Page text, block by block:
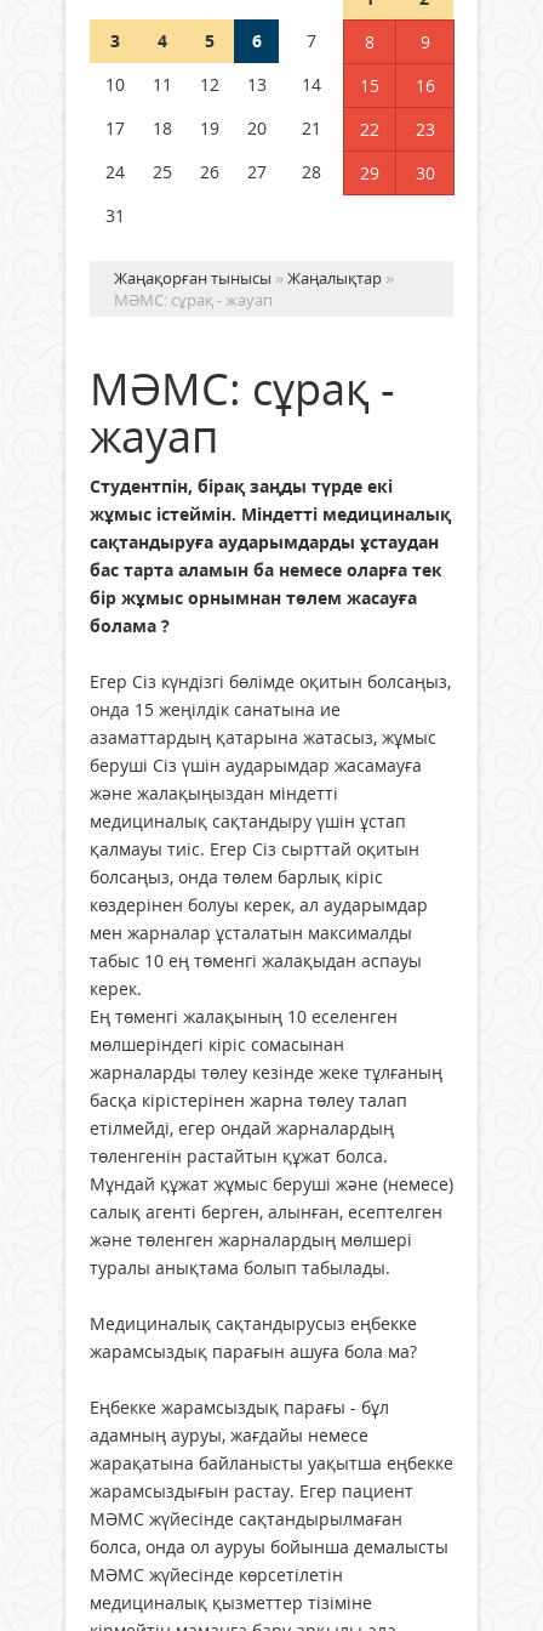
Германия аптап ыстыққа
бастады
04 тамыз 2026 ж.
3
4 5 6 7 8
9
10
11 12 13 14 15
16
17
18 19 20 21 22
23
24
25 26 27 28 29
30
31
Жаңақорған тынысы »Жаңалықтар »
МӘМС: сұрақ - жауап
МӘМС: сұрақ -
жауап
Студентпін, бірақ заңды түрде екі
жұмыс істеймін. Міндетті медициналық
сақтандыруға аударымдарды ұстаудан
бас тарта аламын ба немесе оларға тек
бір жұмыс орнымнан төлем жасауға
болама ?
Егер Сіз күндізгі бөлімде оқитын болсаңыз,
онда 15 жеңілдік санатына ие
азаматтардың қатарына жатасыз, жұмыс
беруші Сіз үшін аударымдар жасамауға
және жалақыңыздан міндетті
медициналық сақтандыру үшін ұстап
қалмауы тиіс. Егер Сіз сырттай оқитын
болсаңыз, онда төлем барлық кіріс
көздерінен болуы керек, ал аударымдар
мен жарналар ұсталатын максималды
табыс 10 ең төменгі жалақыдан аспауы
керек.
Ең төменгі жалақының 10 еселенген
мөлшеріндегі кіріс сомасынан
жарналарды төлеу кезінде жеке тұлғаның
басқа кірістерінен жарна төлеу талап
етілмейді, егер ондай жарналардың
төленгенін растайтын құжат болса.
Мұндай құжат жұмыс беруші және (немесе)
салық агенті берген, алынған, есептелген
және төленген жарналардың мөлшері
туралы анықтама болып табылады.
Медициналық сақтандырусыз еңбекке
жарамсыздық парағын ашуға бола ма?
Еңбекке жарамсыздық парағы - бұл
адамның ауруы, жағдайы немесе
жарақатына байланысты уақытша еңбекке
жарамсыздығын растау. Егер пациент
МӘМС жүйесінде сақтандырылмаған
болса, онда ол ауруы бойынша демалысты
МӘМС жүйесінде көрсетілетін
медициналық қызметтер тізіміне